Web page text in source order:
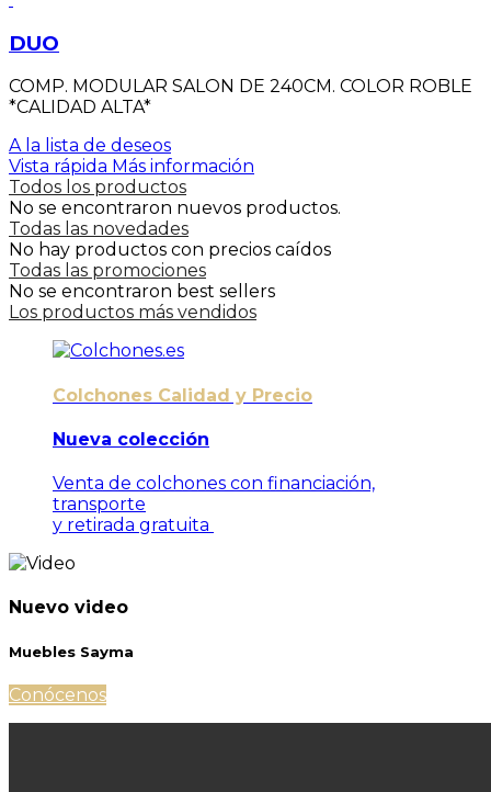
DUO
COMP. MODULAR SALON DE 240CM. COLOR ROBLE
*CALIDAD ALTA*
A la lista de deseos
Vista rápida Más información
Todos los productos
No se encontraron nuevos productos.
Todas las novedades
No hay productos con precios caídos
Todas las promociones
No se encontraron best sellers
Los productos más vendidos
Colchones Calidad y Precio
Nueva colección
Venta de colchones con financiación,
transporte
y retirada gratuita
Nuevo video
Muebles Sayma
Conócenos